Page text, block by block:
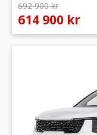
692 900 kr
614 900 kr